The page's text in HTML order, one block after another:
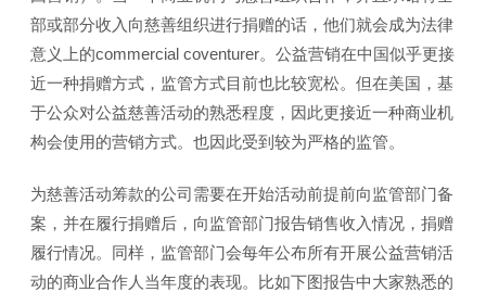
部或部分收入向慈善组织进行捐赠的话，他们就会成为法律
意义上的commercial coventurer。公益营销在中国似乎更接
近一种捐赠方式，监管方式目前也比较宽松。但在美国，基
于公众对公益慈善活动的熟悉程度，因此更接近一种商业机
构会使用的营销方式。也因此受到较为严格的监管。
为慈善活动筹款的公司需要在开始活动前提前向监管部门备
案，并在履行捐赠后，向监管部门报告销售收入情况，捐赠
履行情况。同样，监管部门会每年公布所有开展公益营销活
动的商业合作人当年度的表现。比如下图报告中大家熟悉的